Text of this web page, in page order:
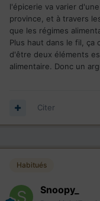
l'épicerie va varier
province, et à travers
que les régimes
Plus haut dans le fil, ça
d'être deux éléments
alimentaire. Donc un
Citer
Habitués
Snoopy_